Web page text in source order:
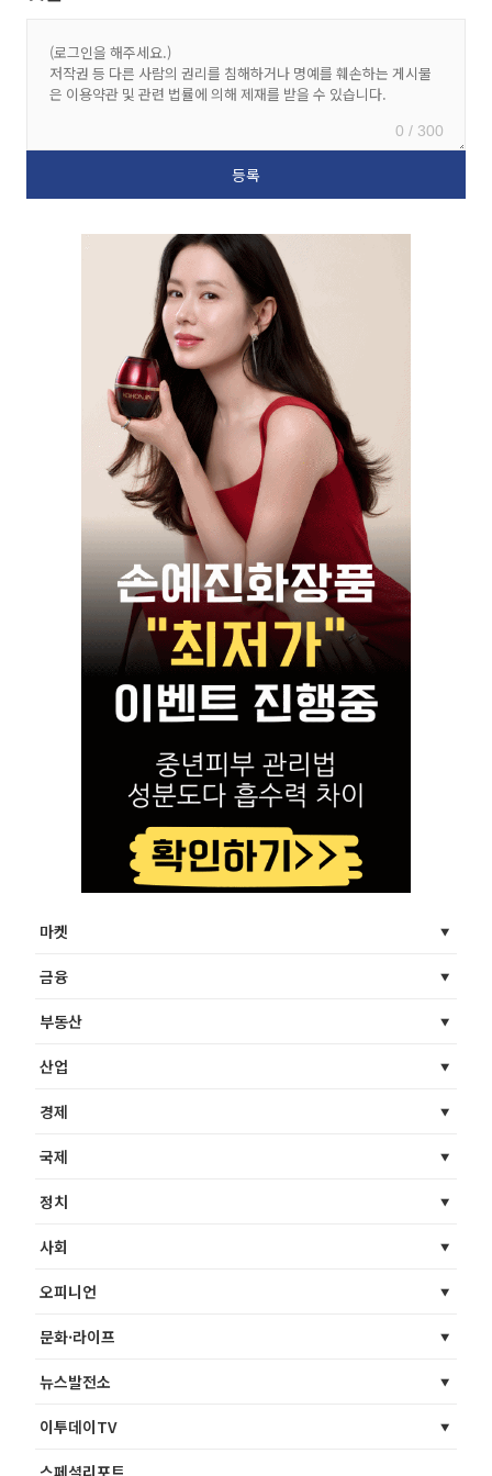
0 / 300
마켓
금융
부동산
산업
경제
국제
정치
사회
오피니언
문화·라이프
뉴스발전소
이투데이TV
스페셜리포트